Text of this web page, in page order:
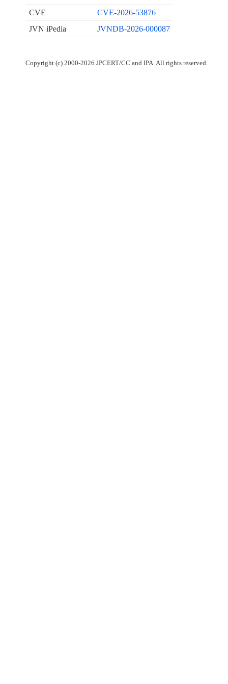
CVE
CVE-2026-53876
JVN iPedia
JVNDB-2026-000087
Copyright (c) 2000-2026 JPCERT/CC and IPA. All rights reserved.